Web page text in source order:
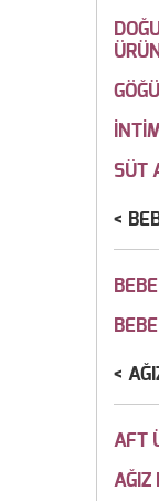
SÜT
AFT
AĞIZ